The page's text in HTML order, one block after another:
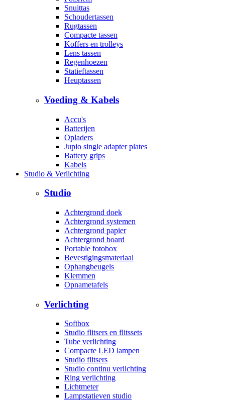
Snuittas
Schoudertassen
Rugtassen
Compacte tassen
Koffers en trolleys
Lens tassen
Regenhoezen
Statieftassen
Heuptassen
Voeding & Kabels
Accu's
Batterijen
Opladers
Jupio single adapter plates
Battery grips
Kabels
Studio & Verlichting
Studio
Achtergrond doek
Achtergrond systemen
Achtergrond papier
Achtergrond board
Portable fotobox
Bevestigingsmateriaal
Ophangbeugels
Klemmen
Opnametafels
Verlichting
Softbox
Studio flitsers en flitssets
Tube verlichting
Compacte LED lampen
Studio flitsers
Studio continu verlichting
Ring verlichting
Lichtmeter
Lampstatieven studio